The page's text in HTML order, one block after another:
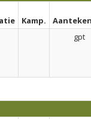
Kamp.
gpt